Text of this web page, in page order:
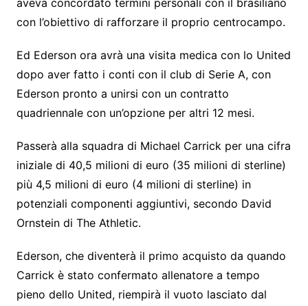
aveva concordato termini personali con il brasiliano
con l’obiettivo di rafforzare il proprio centrocampo.
Ed Ederson ora avrà una visita medica con lo United
dopo aver fatto i conti con il club di Serie A, con
Ederson pronto a unirsi con un contratto
quadriennale con un’opzione per altri 12 mesi.
Passerà alla squadra di Michael Carrick per una cifra
iniziale di 40,5 milioni di euro (35 milioni di sterline)
più 4,5 milioni di euro (4 milioni di sterline) in
potenziali componenti aggiuntivi, secondo David
Ornstein di The Athletic.
Ederson, che diventerà il primo acquisto da quando
Carrick è stato confermato allenatore a tempo
pieno dello United, riempirà il vuoto lasciato dal